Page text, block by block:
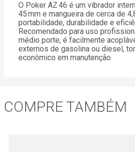
O Poker AZ 46 é um vibrador
45 mm e mangueira de cerca de
portabilidade, durabilidade e
Recomendado para uso
médio porte, é facilmente
externos de gasolina ou diesel,
econômico em manutenção.
COMPRE TAMBÉM